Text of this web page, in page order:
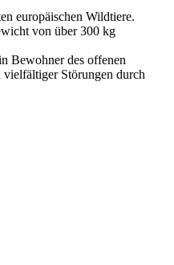
europäischen Wildtiere.
von über 300 kg
Bewohner des offenen
vielfältiger Störungen durch